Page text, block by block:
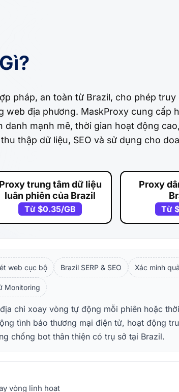
pháp, an toàn từ Brazil, cho phép truy
web địa phương. MaskProxy cung cấp
danh mạnh mẽ, thời gian hoạt động
thập dữ liệu, SEO và sử dụng cho
Proxy trung tâm dữ liệu
luân phiên của Brazil
Từ$0.35/GB
Proxy
Từ
web cục bộ Brazil SERP & SEO Xác minh
Monitoring
chỉ xoay vòng tự động mỗi phiên hoặc
tình báo thương mại điện tử, hoạt động
chống bot thân thiện có trụ sở tại Brazil.
vòng linh hoạt